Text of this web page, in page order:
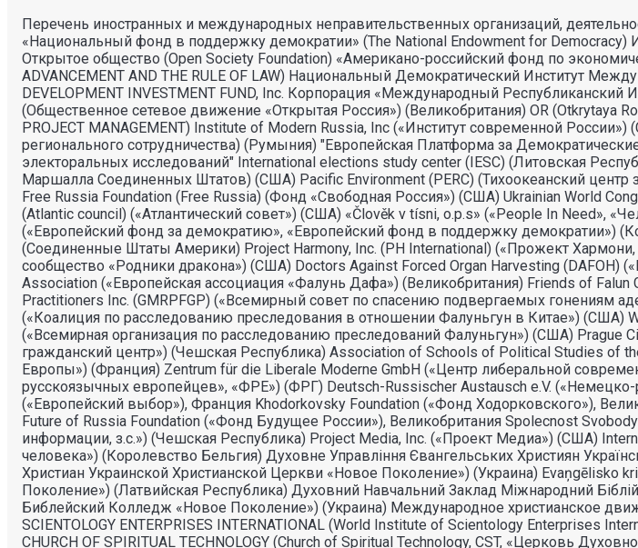
Перечень иностранных и международных неправительственных организаций,
«Национальный фонд в поддержку демократии» (The National Endowment for
Открытое общество (Open Society Foundation) «Американо-российский фонд по
ADVANCEMENT AND THE RULE OF LAW) Национальный Демократический Институт
DEVELOPMENT INVESTMENT FUND, Inc. Корпорация «Международный Республиканский
(Общественное сетевое движение «Открытая Россия») (Великобритания) OR (Otkrytaya
PROJECT MANAGEMENT) Institute of Modern Russia, Inc («Институт современной
регионального сотрудничества) (Румыния) "Европейская Платформа за
электоральных исследований" International elections study center (IESC) (Литовская
Маршалла Соединенных Штатов) (США) Pacific Environment (PERC) (Тихоокеанский
Free Russia Foundation (Free Russia) (Фонд «Свободная Россия») (США) Ukrainian World
(Atlantic council) («Атлантический совет») (США) «Člověk v tísni, o.p.s» («People In Need»,
(«Европейский фонд за демократию», «Европейский фонд в поддержку демократии»)
(Соединенные Штаты Америки) Project Harmony, Inc. (PH International) («Прожект
сообщество «Родники дракона») (США) Doctors Against Forced Organ Harvesting (DAFOH)
Association («Европейская ассоциация «Фалунь Дафа») (Великобритания) Friends of
Practitioners Inc. (GMRPFGP) («Всемирный совет по спасению подвергаемых гонениям
(«Коалиция по расследованию преследования в отношении Фалуньгун в Китае») (США)
(«Всемирная организация по расследованию преследований Фалуньгун») (США)
гражданский центр») (Чешская Республика) Association of Schools of Political Studies of
Европы») (Франция) Zentrum für die Liberale Moderne GmbH («Центр либеральной
русскоязычных европейцев», «ФРЕ») (ФРГ) Deutsch-Russischer Austausch e.V.
(«Европейский выбор»), Франция Khodorkovsky Foundation («Фонд Ходорковского»),
Future of Russia Foundation («Фонд Будущее России»), Великобритания Spolecnost
информации, з.с.») (Чешская Республика) Project Media, Inc. («Проект Медиа») (США)
человека») (Королевство Бельгия) Духовне Управлiння Євангельських Християн
Христиан Украинской Христианской Церкви «Новое Поколение») (Украина) Evaņgēlisko
Поколение») (Латвийская Республика) Духовний Навчальний Заклад Міжнародний
Библейский Колледж «Новое Поколение») (Украина) Международное христианское
SCIENTOLOGY ENTERPRISES INTERNATIONAL (World Institute of Scientology Enterprises
CHURCH OF SPIRITUAL TECHNOLOGY (Church of Spiritual Technology, CST, «Церковь